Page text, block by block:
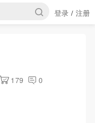
登录 / 注册
179 0